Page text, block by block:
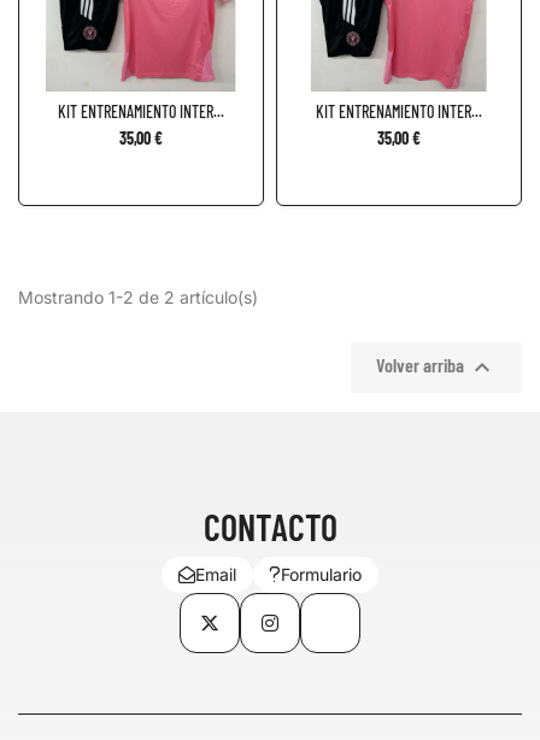
KIT ENTRENAMIENTO INTER...
35,00 €
KIT ENTRENAMIENTO INTER...
35,00 €
Mostrando 1-2 de 2 artículo(s)
Volver arriba 
CONTACTO
Email Formulario
Twitter InstagramTikTok